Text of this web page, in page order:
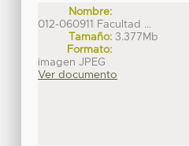
Nombre:
012-060911 Facultad ...
Tamaño: 3.377Mb
Formato:
imagen JPEG
Ver documento